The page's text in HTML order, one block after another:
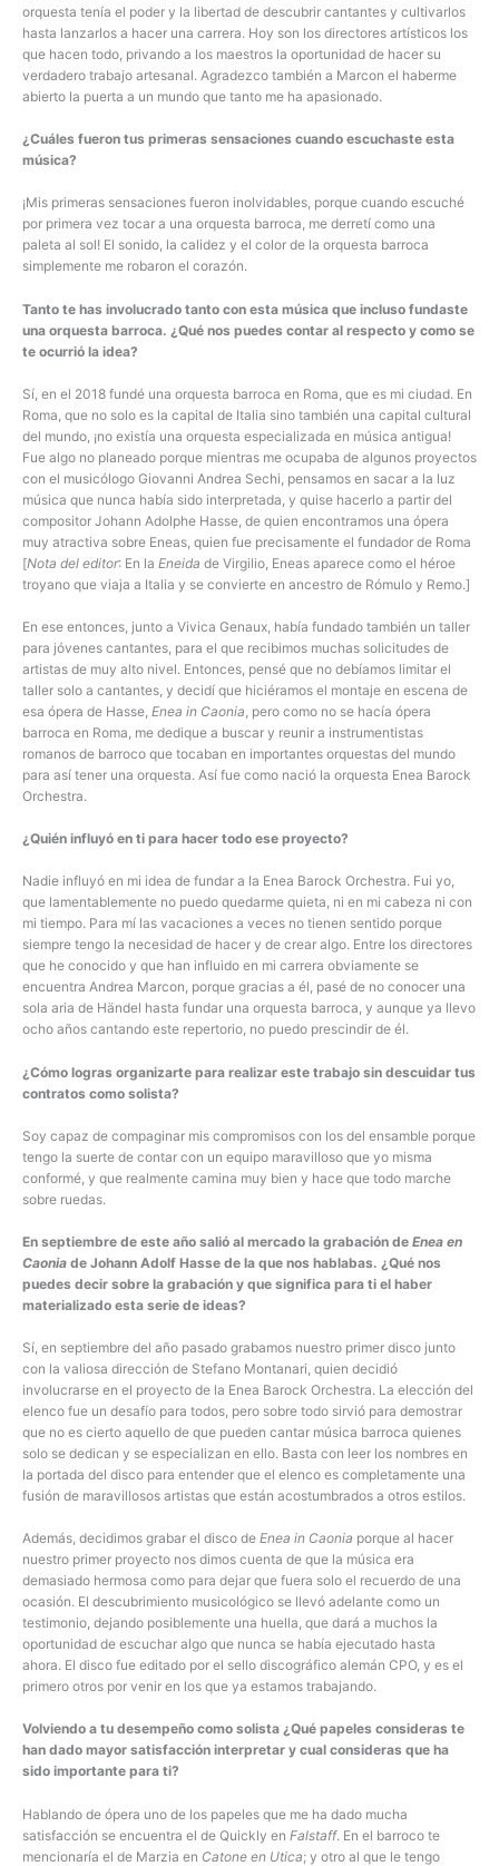
orquesta tenía el poder y la libertad de descubrir cantantes y cultivarlos
hasta lanzarlos a hacer una carrera. Hoy son los directores artísticos los
que hacen todo, privando a los maestros la oportunidad de hacer su
verdadero trabajo artesanal. Agradezco también a Marcon el haberme
abierto la puerta a un mundo que tanto me ha apasionado.
¿Cuáles fueron tus primeras sensaciones cuando escuchaste esta
música?
¡Mis primeras sensaciones fueron inolvidables, porque cuando escuché
por primera vez tocar a una orquesta barroca, me derretí como una
paleta al sol! El sonido, la calidez y el color de la orquesta barroca
simplemente me robaron el corazón.
Tanto te has involucrado tanto con esta música que incluso fundaste
una orquesta barroca. ¿Qué nos puedes contar al respecto y como se
te ocurrió la idea?
Sí, en el 2018 fundé una orquesta barroca en Roma, que es mi ciudad. En
Roma, que no solo es la capital de Italia sino también una capital cultural
del mundo, ¡no existía una orquesta especializada en música antigua!
Fue algo no planeado porque mientras me ocupaba de algunos proyectos
con el musicólogo Giovanni Andrea Sechi, pensamos en sacar a la luz
música que nunca había sido interpretada, y quise hacerlo a partir del
compositor Johann Adolphe Hasse, de quien encontramos una ópera
muy atractiva sobre Eneas, quien fue precisamente el fundador de Roma
[Nota del editor: En la Eneida de Virgilio, Eneas aparece como el héroe
troyano que viaja a Italia y se convierte en ancestro de Rómulo y Remo.]
En ese entonces, junto a Vivica Genaux, había fundado también un taller
para jóvenes cantantes, para el que recibimos muchas solicitudes de
artistas de muy alto nivel. Entonces, pensé que no debíamos limitar el
taller solo a cantantes, y decidí que hiciéramos el montaje en escena de
esa ópera de Hasse, Enea in Caonia , pero como no se hacía ópera
barroca en Roma, me dedique a buscar y reunir a instrumentistas
romanos de barroco que tocaban en importantes orquestas del mundo
para así tener una orquesta. Así fue como nació la orquesta Enea Barock
Orchestra.
¿Quién influyó en ti para hacer todo ese proyecto?
Nadie influyó en mi idea de fundar a la Enea Barock Orchestra. Fui yo,
que lamentablemente no puedo quedarme quieta, ni en mi cabeza ni con
mi tiempo. Para mí las vacaciones a veces no tienen sentido porque
siempre tengo la necesidad de hacer y de crear algo. Entre los directores
que he conocido y que han influido en mi carrera obviamente se
encuentra Andrea Marcon, porque gracias a él, pasé de no conocer una
sola aria de Händel hasta fundar una orquesta barroca, y aunque ya llevo
ocho años cantando este repertorio, no puedo prescindir de él.
¿Cómo logras organizarte para realizar este trabajo sin descuidar tus
contratos como solista?
Soy capaz de compaginar mis compromisos con los del ensamble porque
tengo la suerte de contar con un equipo maravilloso que yo misma
conformé, y que realmente camina muy bien y hace que todo marche
sobre ruedas.
En septiembre de este año salió al mercado la grabación de Enea en
Caonia de Johann Adolf Hasse de la que nos hablabas. ¿Qué nos
puedes decir sobre la grabación y que significa para ti el haber
materializado esta serie de ideas?
Sí, en septiembre del año pasado grabamos nuestro primer disco junto
con la valiosa dirección de Stefano Montanari, quien decidió
involucrarse en el proyecto de la Enea Barock Orchestra. La elección del
elenco fue un desafío para todos, pero sobre todo sirvió para demostrar
que no es cierto aquello de que pueden cantar música barroca quienes
solo se dedican y se especializan en ello. Basta con leer los nombres en
la portada del disco para entender que el elenco es completamente una
fusión de maravillosos artistas que están acostumbrados a otros estilos.
Además, decidimos grabar el disco de Enea in Caonia porque al hacer
nuestro primer proyecto nos dimos cuenta de que la música era
demasiado hermosa como para dejar que fuera solo el recuerdo de una
ocasión. El descubrimiento musicológico se llevó adelante como un
testimonio, dejando posiblemente una huella, que dará a muchos la
oportunidad de escuchar algo que nunca se había ejecutado hasta
ahora. El disco fue editado por el sello discográfico alemán CPO, y es el
primero otros por venir en los que ya estamos trabajando.
Volviendo a tu desempeño como solista ¿Qué papeles consideras te
han dado mayor satisfacción interpretar y cual consideras que ha
sido importante para ti?
Hablando de ópera uno de los papeles que me ha dado mucha
satisfacción se encuentra el de Quickly en Falstaff. En el barroco te
mencionaría el de Marzia en Catone en Utica; y otro al que le tengo